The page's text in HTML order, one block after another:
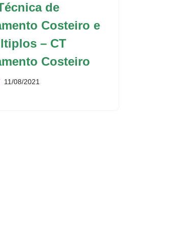
de
Costeiro e
– CT
Costeiro
11/08/2021